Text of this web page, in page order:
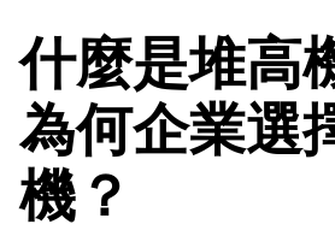
什麼是堆高
為何企業選
機？